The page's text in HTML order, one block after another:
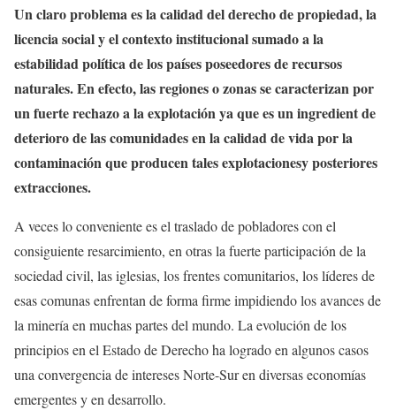
Un claro problema es la calidad del derecho de propiedad, la
licencia social y el contexto institucional sumado a la
estabilidad política de los países poseedores de recursos
naturales.En efecto, las regiones o zonas se caracterizan por
un fuerte rechazo a la explotación ya que es un ingredient de
deterioro de las comunidades en la calidad de vida por la
contaminación que producen tales explotacionesy posteriores
extracciones.
A veces lo conveniente es el traslado de pobladores con el
consiguiente resarcimiento, en otras la fuerte participación de la
sociedad civil, las iglesias, los frentes comunitarios, los líderes de
esas comunas enfrentan de forma firme impidiendo los avances de
la minería en muchas partes del mundo. La evolución de los
principios en el Estado de Derecho ha logrado en algunos casos
una convergencia de intereses Norte-Sur en diversas economías
emergentes y en desarrollo.